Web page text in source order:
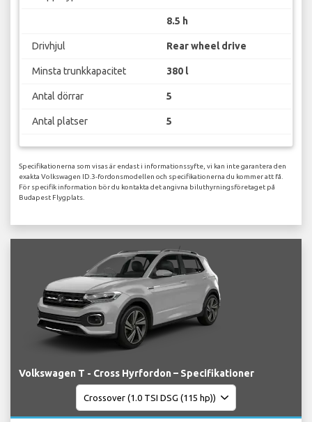
8.5 h
Drivhjul Rear wheel drive
Minsta trunkkapacitet 380 l
Antal dörrar 5
Antal platser 5
Specifikationerna som visas är endast i informationssyfte, vi kan inte garantera den
exakta Volkswagen ID.3-fordonsmodellen och specifikationerna du kommer att få.
För specifik information bör du kontakta det angivna biluthyrningsföretaget på
Budapest Flygplats.
Volkswagen T - Cross Hyrfordon – Specifikationer